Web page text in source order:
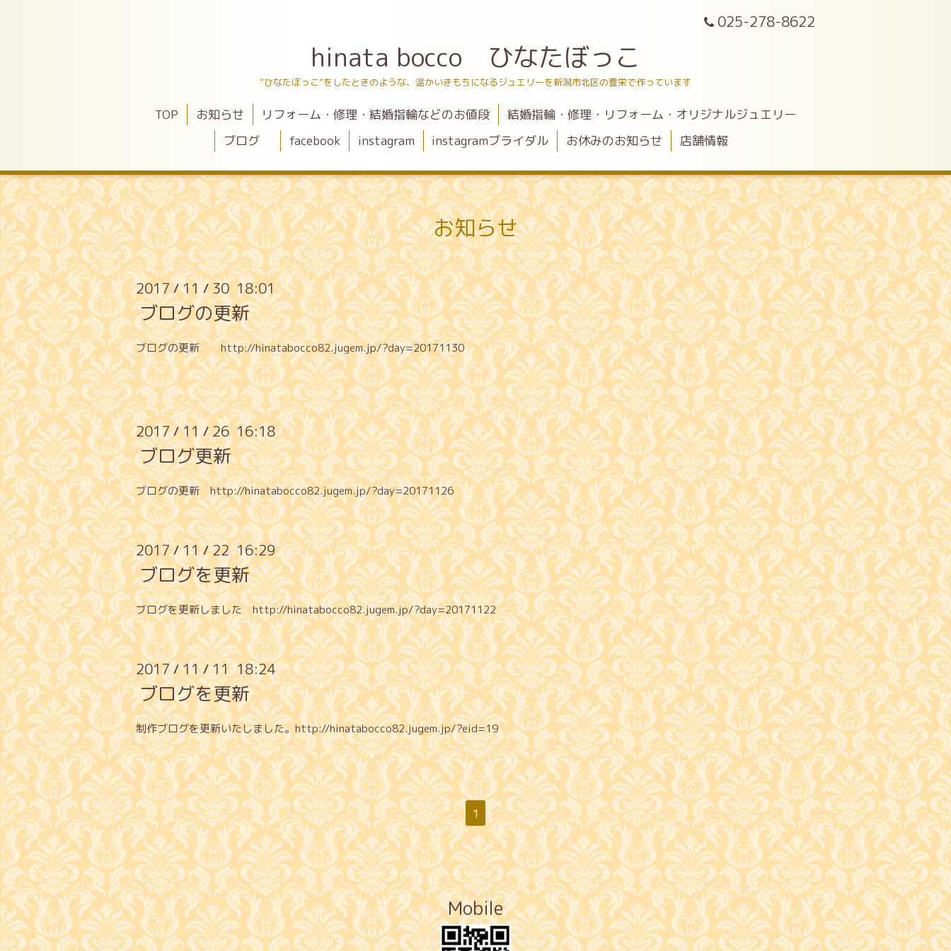
025-278-8622
hinata bocco ひなたぼっこ
“ひなたぼっこ”をしたときのような、温かいきもちになるジュエリーを新潟市北区の豊栄で作っています
TOP お知らせ リフォーム・修理・結婚指輪などのお値段
結婚指輪・修理・リフォーム・オリジナルジュエリー
ブログ
facebook instagram instagramブライダル お休みのお知らせ 店舗情報
お知らせ
2017/11/30 18:01
ブログの更新
ブログの更新http://hinatabocco82.jugem.jp/?day=20171130
2017/11/26 16:18
ブログ更新
ブログの更新http://hinatabocco82.jugem.jp/?day=20171126
2017/11/22 16:29
ブログを更新
ブログを更新しましたhttp://hinatabocco82.jugem.jp/?day=20171122
2017/11/11 18:24
ブログを更新
制作ブログを更新いたしました。http://hinatabocco82.jugem.jp/?eid=19
1
Mobile